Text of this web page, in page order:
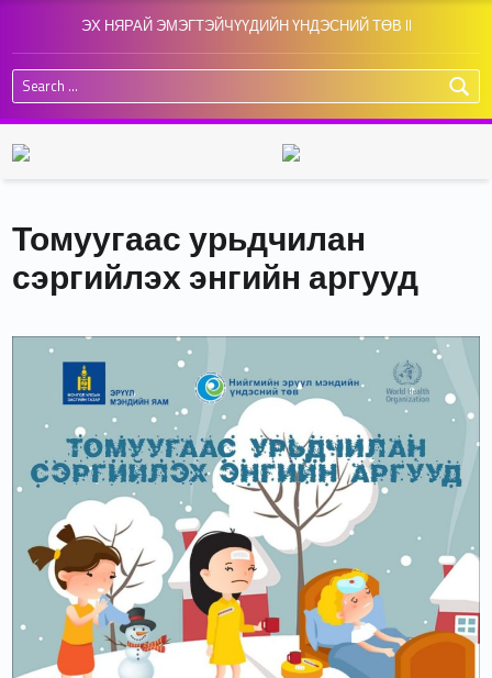
ЭХ НЯРАЙ ЭМЭГТЭЙЧҮҮДИЙН ҮНДЭСНИЙ ТӨВ II
Search for:
Томуугаас урьдчилан
сэргийлэх энгийн аргууд